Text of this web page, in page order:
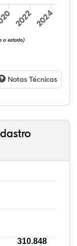
o estado)
2022 2024
Notas Técnicas
310.848